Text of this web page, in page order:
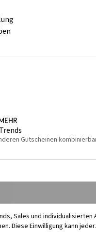
Trends
Gutscheinen
Sales und
Diese Einwilligung kann